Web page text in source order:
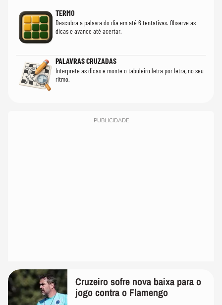
TERMO
Descubra a palavra do dia em até 6 tentativas. Observe as
dicas e avance até acertar.
PALAVRAS CRUZADAS
Interprete as dicas e monte o tabuleiro letra por letra, no seu
ritmo.
PUBLICIDADE
Cruzeiro sofre nova baixa para o
jogo contra o Flamengo